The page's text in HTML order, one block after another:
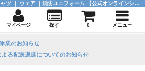
業のお知らせ
る配送遅延についてのお知らせ
P-350 ドライライト長袖Tシャツ ｜ ウェア ｜消防ユニフォーム 【公式オンラインショップ】
マイページ 探す 0 メニュー